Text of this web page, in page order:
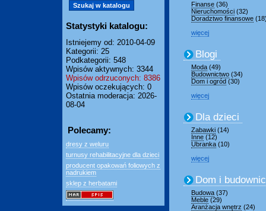
Statystyki katalogu:
Istniejemy od: 2010-04-09
Kategorii: 25
Podkategorii: 548
Wpisów aktywnych: 3344
Wpisów odrzuconych: 8386
Wpisów oczekujących: 0
Ostatnia moderacja: 2026-
08-04
Polecamy:
dresy z weluru
turnusy rehabilitacyjne dla dzieci
producent opakowań foliowych z
nadrukiem
sklep z herbatami
Finanse (36)
Nieruchomości (32)
Doradztwo finansowe
więcej
Blogi
Moda (49)
Budownictwo (34)
Dom i ogród (30)
więcej
Dla dzieci
Zabawki (14)
Inne (12)
Ubranka (10)
więcej
Dom i
Budowa (37)
Meble (29)
Aranżacja wnętrz (24)